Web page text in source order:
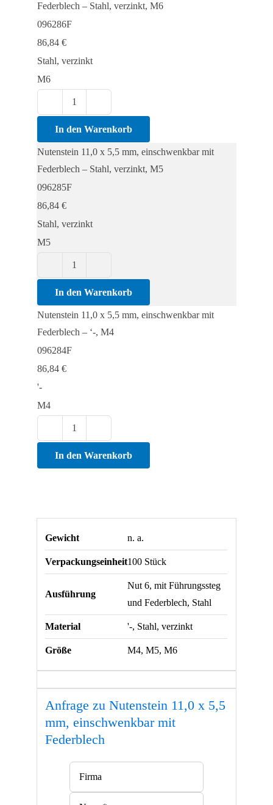
Federblech – Stahl, verzinkt, M6
096286F
86,84 €
Stahl, verzinkt
M6
11,0
x
Federblech
In den Warenkorb
Nutenstein 11,0 x 5,5 mm, einschwenkbar mit
Federblech – Stahl, verzinkt, M5
096285F
86,84 €
Stahl, verzinkt
M5
11,0
x
In den Warenkorb
Nutenstein 11,0 x 5,5 mm, einschwenkbar mit
Federblech – ‘-, M4
096284F
86,84 €
'-
M4
11,0
x
einschwenkbar
mit
Federblech
Menge
In den Warenkorb
Gewicht n. a.
Verpackungseinheit100 Stück
Ausführung
Nut 6, mit Führungssteg
und Federblech, Stahl
Material '-, Stahl, verzinkt
Größe M4, M5, M6
Anfrage zu Nutenstein 11,0 x 5,5
mm, einschwenkbar mit
Federblech